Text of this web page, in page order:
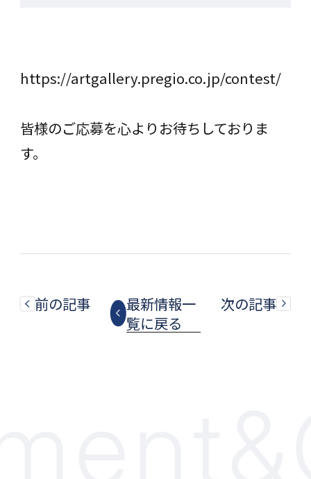
https://artgallery.pregio.co.jp/contest/
皆様のご応募を心よりお待ちしておりま
す。
前の記事
最新情報一
覧に戻る
次の記事